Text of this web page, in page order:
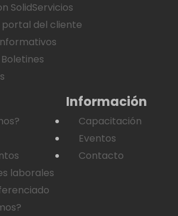
SolidServicios
portal del cliente
laborales
Información
Capacitación
Eventos
Contacto